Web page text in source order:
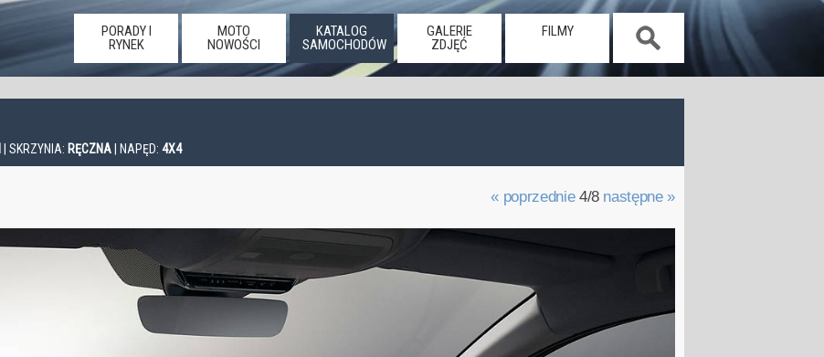
PORADY I
RYNEK
MOTO
NOWOŚCI
KATALOG
SAMOCHODÓW
GALERIE
ZDJĘĆ
FILMY
| SKRZYNIA: RĘCZNA | NAPĘD: 4X4
« poprzednie4/8 następne »